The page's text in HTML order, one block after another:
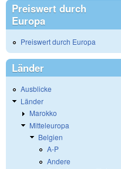
Preiswert durch
Europa
Preiswert durch Europa
Länder
Ausblicke
Länder
Marokko
Mitteleuropa
Belgien
A-P
Andere